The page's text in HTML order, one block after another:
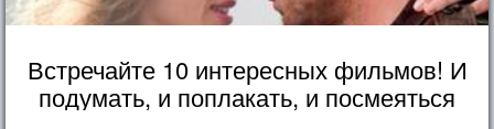
Встречайте 10 интересных фильмов! И
подумать, и поплакать, и посмеяться